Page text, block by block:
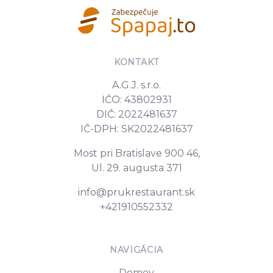
KONTAKT
A.G.J. s.r.o.
IČO: 43802931
DIČ: 2022481637
IČ-DPH: SK2022481637
Most pri Bratislave 900 46,
Ul. 29. augusta 371
info@prukrestaurant.sk
+421910552332
NAVIGÁCIA